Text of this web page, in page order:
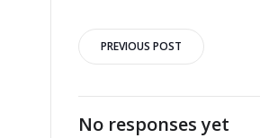
Post
navigation
PREVIOUS POST
No responses yet